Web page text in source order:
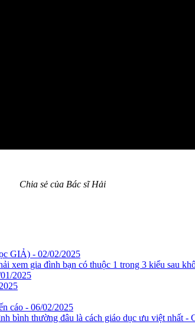
Chia sẻ của Bác sĩ Hải
GIẢ) - 02/02/2025
xem gia đình bạn có thuộc 1 trong 3 kiểu sau
2025
cáo - 06/02/2025
bình thường đâu là cách giáo dục ưu việt nhất -